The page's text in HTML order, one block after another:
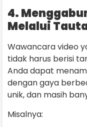
4.
Melalui
Wawancara video
tidak harus berisi
Anda dapat
dengan gaya
unik, dan masih
Misalnya: